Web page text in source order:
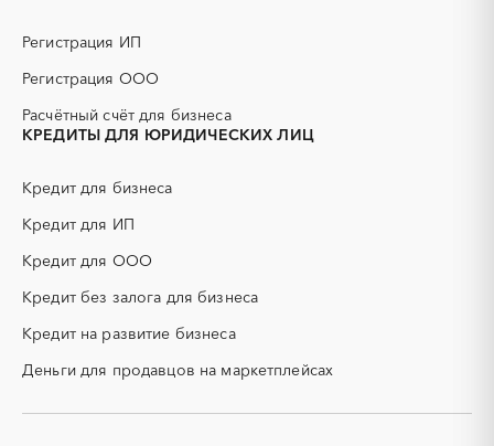
ЖБИ
ИБП
КИП (контрольно-
КТП
ОКР (опытно-
конструкторские работы)
ПГС (песчано-гравийная
смесь)
СВО
СКС (структурированные
СКУД
СОЖ (смазочно-
Регистрация ИП
Регистрация ООО
Расчётный счёт для бизнеса
КРЕДИТЫ ДЛЯ ЮРИДИЧЕСКИХ ЛИЦ
Кредит для бизнеса
Кредит для ИП
Кредит для ООО
Кредит без залога для бизнеса
Кредит на развитие бизнеса
Деньги для продавцов на маркетплейсах